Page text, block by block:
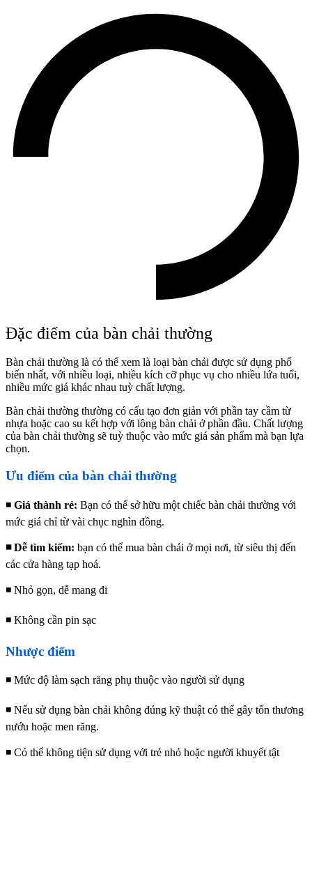
Đặc điểm của bàn chải thường
Bàn chải thường là có thể xem là loại bàn chải được sử dụng phổ
biến nhất, với nhiều loại, nhiều kích cỡ phục vụ cho nhiều lứa tuổi,
nhiều mức giá khác nhau tuỳ chất lượng.
Bàn chải thường thường có cấu tạo đơn giản với phần tay cầm từ
nhựa hoặc cao su kết hợp với lông bàn chải ở phần đầu. Chất lượng
của bàn chải thường sẽ tuỳ thuộc vào mức giá sản phẩm mà bạn lựa
chọn.
Ưu điểm của bàn chải thường
◾ Giá thành rẻ: Bạn có thể sở hữu một chiếc bàn chải thường với
mức giá chỉ từ vài chục nghìn đồng.
◾ Dễ tìm kiếm: bạn có thể mua bàn chải ở mọi nơi, từ siêu thị đến
các cửa hàng tạp hoá.
◾ Nhỏ gọn, dễ mang đi
◾ Không cần pin sạc
Nhược điểm
◾ Mức độ làm sạch răng phụ thuộc vào người sử dụng
◾ Nếu sử dụng bàn chải không đúng kỹ thuật có thể gây tổn thương
nướu hoặc men răng.
◾ Có thể không tiện sử dụng với trẻ nhỏ hoặc người khuyết tật